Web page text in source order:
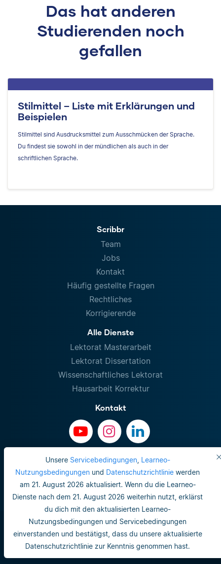
Unsere Servicebedingungen, Learneo-
Nutzungsbedingungen und Datenschutzrichtlinie werden
am 21. August 2026 aktualisiert. Wenn du die Learneo-
Dienste nach dem 21. August 2026 weiterhin nutzt, erklärst
du dich mit den aktualisierten Learneo-
Nutzungsbedingungen und Servicebedingungen
einverstanden und bestätigst, dass du unsere aktualisierte
Datenschutzrichtlinie zur Kenntnis genommen hast.
Das hat anderen
Studierenden noch
gefallen
Stilmittel – Liste mit Erklärungen und
Beispielen
Stilmittel sind Ausdrucksmittel zum Ausschmücken der Sprache.
Du findest sie sowohl in der mündlichen als auch in der
schriftlichen Sprache.
Scribbr
Team
Jobs
Kontakt
Häufig gestellte Fragen
Rechtliches
Korrigierende
Alle Dienste
Lektorat Masterarbeit
Lektorat Dissertation
Wissenschaftliches Lektorat
Hausarbeit Korrektur
Kontakt